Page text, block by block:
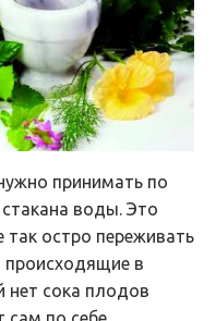
принимать по
воды. Это
так остро переживать
происходящие в
нет сока плодов